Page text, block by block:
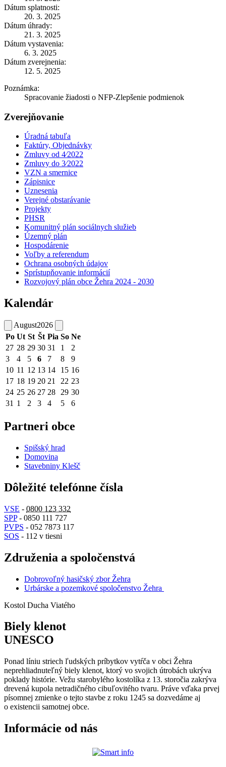
Dátum splatnosti:
20. 3. 2025
Dátum úhrady:
21. 3. 2025
Dátum vystavenia:
6. 3. 2025
Dátum zverejnenia:
12. 5. 2025
Poznámka:
Spracovanie žiadosti o NFP-Zlepšenie podmienok
Zverejňovanie
Úradná tabuľa
Faktúry, Objednávky
Zmluvy od 4⁄2022
Zmluvy do 3⁄2022
VZN a smernice
Zápisnice
Uznesenia
Verejné obstarávanie
Projekty
PHSR
Komunitný plán sociálnych služieb
Územný plán
Hospodárenie
Voľby a referendum
Ochrana osobných údajov
Sprístupňovanie informácií
Rozvojový plán obce Žehra 2024 - 2030
Kalendár
August2026
Po Ut St Št Pia So Ne
27 28 29 30 31 1
2
3
4 5 6 7 8
9
10 11 12 13 14 15 16
17 18 19 20 21 22 23
24 25 26 27 28 29 30
31 1 2 3 4 5 6
Partneri obce
Spišský hrad
Domovina
Stavebniny Klešč
Dôležité telefónne čísla
VSE - 0800 123 332
SPP- 0850 111 727
PVPS - 052 7873 117
SOS - 112 v tiesni
Združenia a spoločenstvá
Dobrovoľný hasičský zbor Žehra
Urbárske a pozemkové spoločenstvo Žehra
Kostol Ducha Viatého
Biely klenot
UNESCO
Ponad líniu striech ľudských príbytkov vytŕča v obci Žehra
neprehliadnuteľný biely klenot, ktorý vo svojich útrobách ukrýva
poklady histórie. Vežu starobylého kostolíka z 13. storočia zakrýva
drevená kupola netradičného cibuľovitého tvaru. Práve vďaka prvej
písomnej zmienke o tejto stavbe z roku 1245 sa dozvedáme aj
o existencii samotnej obce.
Informácie od nás